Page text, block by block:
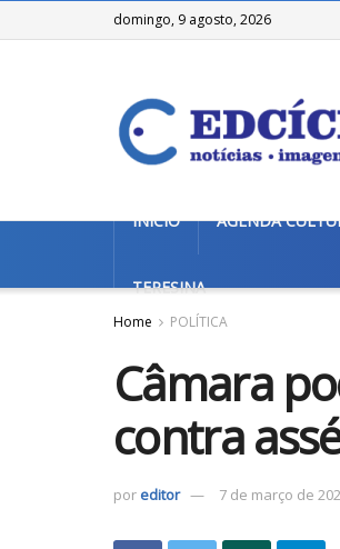
domingo, 9 agosto, 2026
INÍCIO AGENDA
TERESINA
Home POLÍTICA
Câmara
contra
por editor 7 de março de